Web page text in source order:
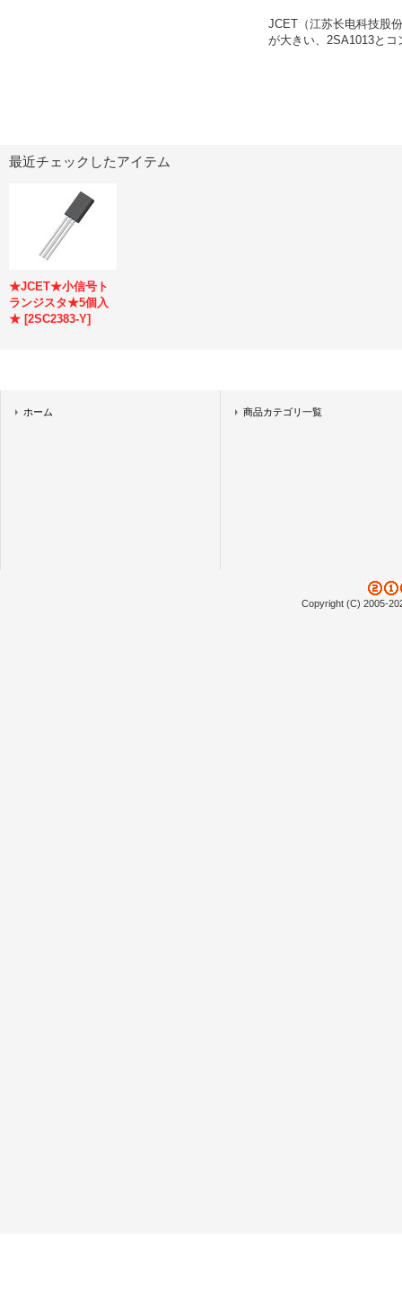
JCET（江苏长电科技股
が大きい、2SA1013と
最近チェックしたアイテム
★JCET★小信号ト
ランジスタ★5個入
★ [2SC2383-Y]
ホーム 商品カテゴリ一覧
Copyright (C) 2005-